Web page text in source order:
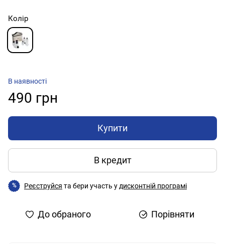
Колір
В наявності
490 грн
Купити
В кредит
% Реєструйся та бери участь у дисконтній програмі
До обраного Порівняти